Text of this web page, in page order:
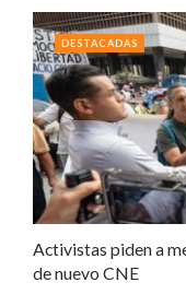
Activistas piden a
de nuevo CNE
DESTACADAS